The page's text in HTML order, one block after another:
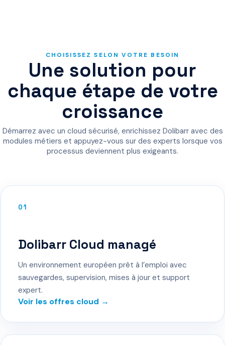
CHOISISSEZ SELON VOTRE BESOIN
Une solution pour
chaque étape de votre
croissance
Démarrez avec un cloud sécurisé, enrichissez Dolibarr avec des
modules métiers et appuyez-vous sur des experts lorsque vos
processus deviennent plus exigeants.
01
Dolibarr Cloud managé
Un environnement européen prêt à l’emploi avec
sauvegardes, supervision, mises à jour et support
expert.
Voir les offres cloud →